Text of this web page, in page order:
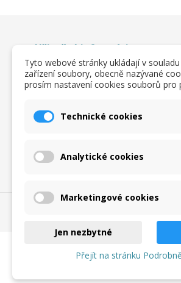
Užitočné informácie
O nas
Katalogy a ceníky
Objednávkový formulář
Tyto webové stránky ukládají v
zařízení soubory, obecně nazývané
prosím nastavení cookies souborů pro
Technické cookies
Analytické cookies
Marketingové cookies
Jen nezbytné
Přejít na stránku